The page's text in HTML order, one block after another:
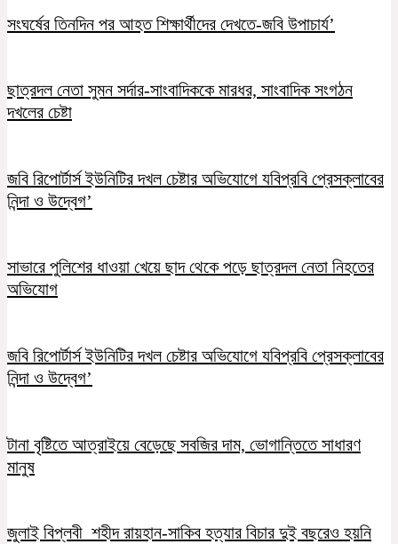
সংঘর্ষের তিনদিন পর আহত শিক্ষার্থীদের দেখতে-জবি উপাচার্য’
ছাত্রদল নেতা সুমন সর্দার-সাংবাদিককে মারধর, সাংবাদিক সংগঠন
দখলের চেষ্টা
জবি রিপোর্টার্স ইউনিটির দখল চেষ্টার অভিযোগে যবিপ্রবি প্রেসক্লাবের
নিন্দা ও উদ্বেগ’
সাভারে পুলিশের ধাওয়া খেয়ে ছাদ থেকে পড়ে ছাত্রদল নেতা নিহতের
অভিযোগ
জবি রিপোর্টার্স ইউনিটির দখল চেষ্টার অভিযোগে যবিপ্রবি প্রেসক্লাবের
নিন্দা ও উদ্বেগ’
টানা বৃষ্টিতে আত্রাইয়ে বেড়েছে সবজির দাম, ভোগান্তিতে সাধারণ
মানুষ
জুলাই বিপ্লবী শহীদ রায়হান-সাকিব হত্যার বিচার দুই বছরেও হয়নি